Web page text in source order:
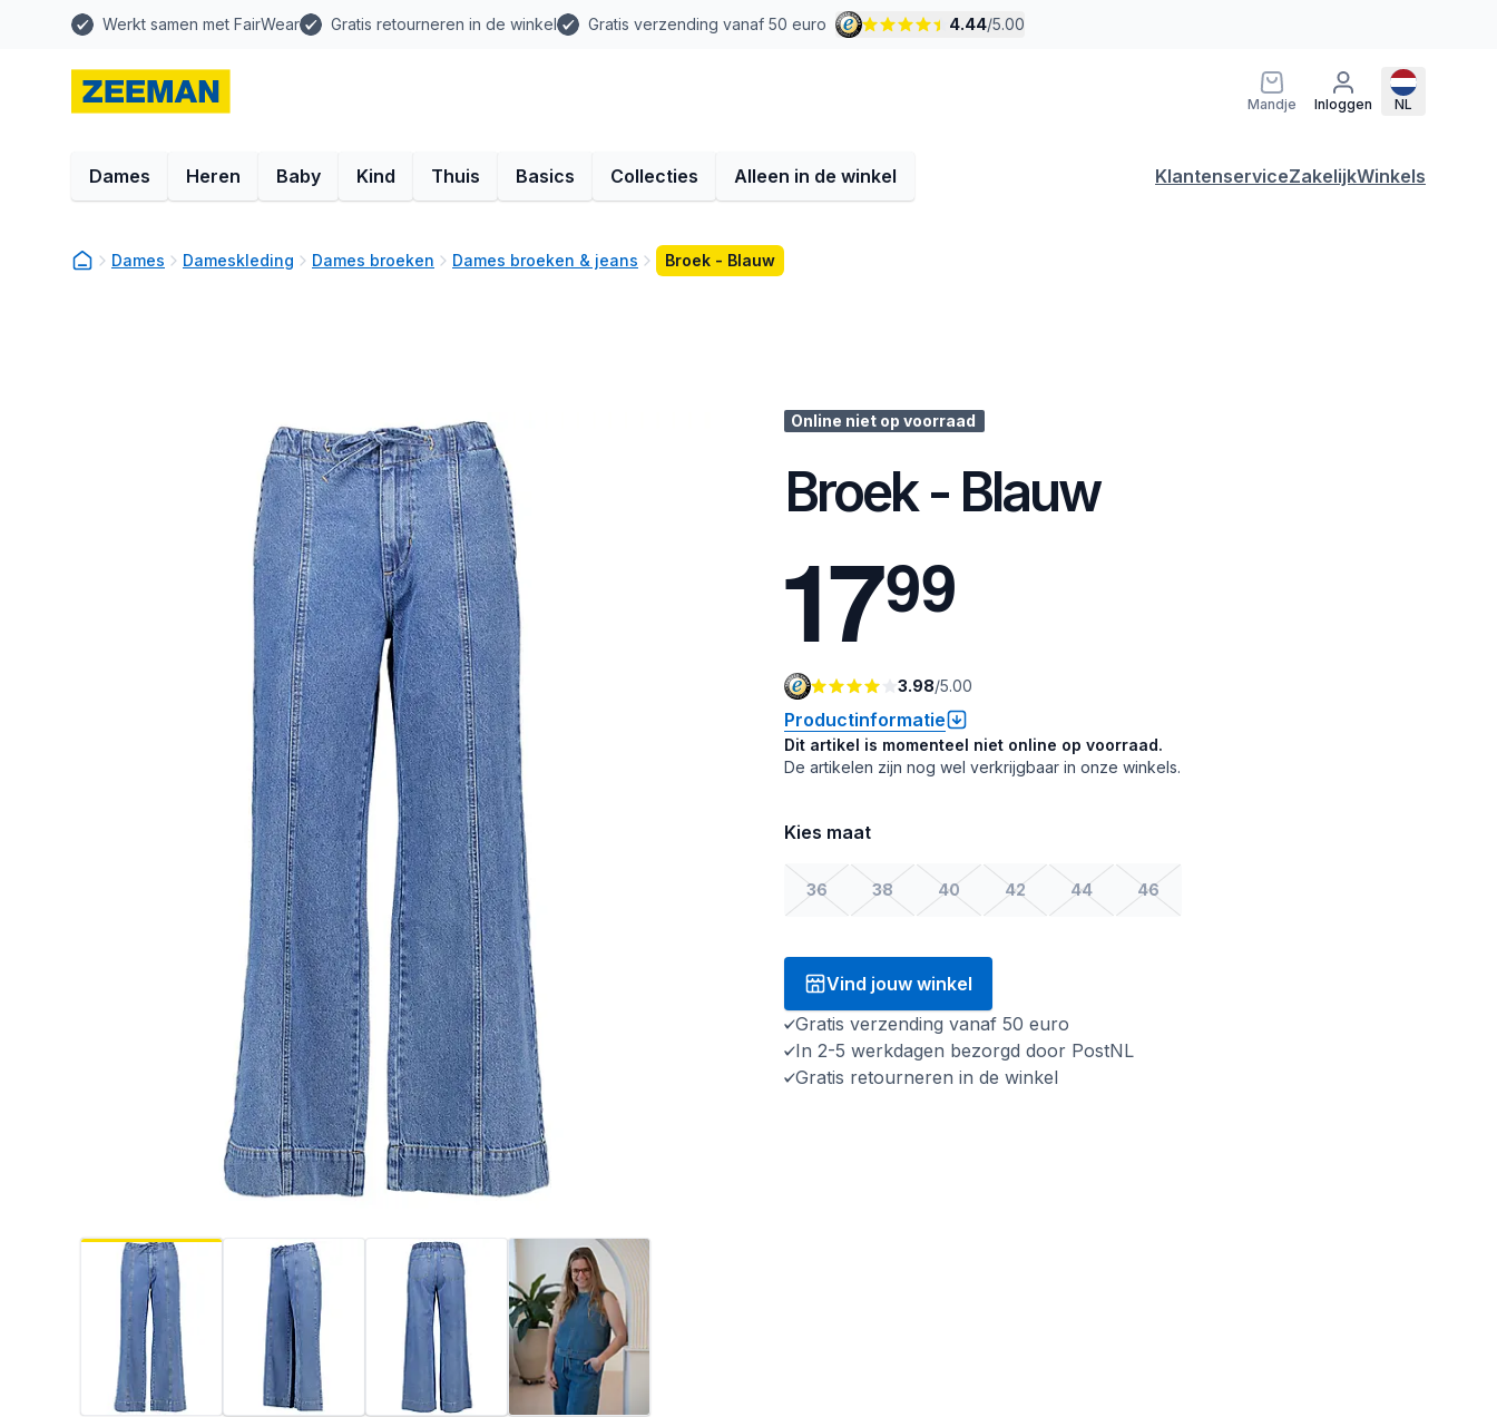
Werkt samen met FairWear Gratis retourneren in de winkel Gratis verzending vanaf 50 euro 4.44/5.00
Mandje Inloggen NL
Dames Heren Baby Kind Thuis Basics Collecties Alleen in de winkel KlantenserviceZakelijkWinkels
Dames Dameskleding Dames broeken Dames broeken & jeans Broek - Blauw
Online niet op voorraad
Broek - Blauw
1799
3.98/5.00
Productinformatie
Dit artikel is momenteel niet online op voorraad.
De artikelen zijn nog wel verkrijgbaar in onze winkels.
Kies maat
36 38 40 42 44 46
Vind jouw winkel
Gratis verzending vanaf 50 euro
In 2-5 werkdagen bezorgd door PostNL
Gratis retourneren in de winkel